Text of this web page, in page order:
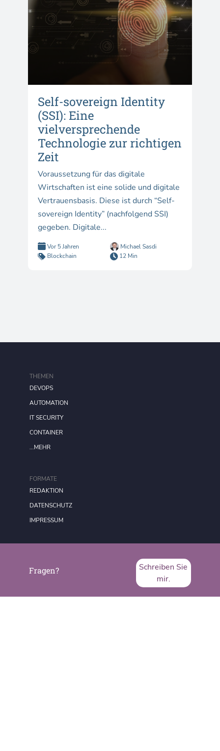
Self-sovereign Identity
(SSI): Eine
vielversprechende
Technologie zur richtigen
Zeit
Voraussetzung für das digitale
Wirtschaften ist eine solide und digitale
Vertrauensbasis. Diese ist durch “Self-
sovereign Identity” (nachfolgend SSI)
gegeben. Digitale...
Vor 5 Jahren
Michael Sasdi
Blockchain
12 Min
Fragen?
Schreiben Sie
mir.
Borsigstraße 26
FORMATE
REDAKTION
DATENSCHUTZ
IMPRESSUM
THEMEN
DEVOPS
AUTOMATION
IT SECURITY
CONTAINER
...MEHR